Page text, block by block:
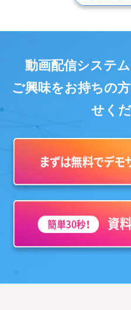
動画配信システ
ご興味をお持ちの
せく